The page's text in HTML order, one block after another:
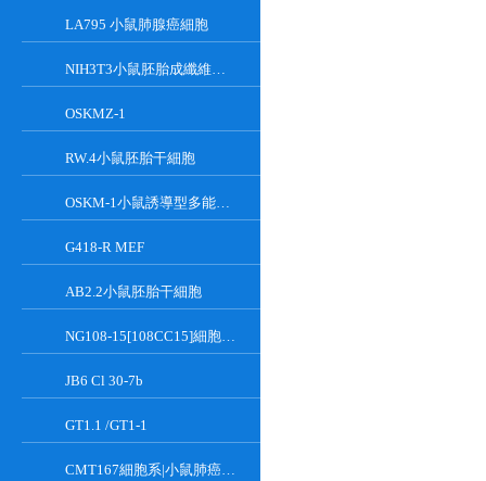
LA795 小鼠肺腺癌細胞
NIH3T3小鼠胚胎成纖維細胞
OSKMZ-1
RW.4小鼠胚胎干細胞
OSKM-1小鼠誘導型多能干細胞
G418-R MEF
AB2.2小鼠胚胎干細胞
NG108-15[108CC15]細胞系|小鼠神經母瘤與大鼠膠質瘤之融合細胞
JB6 Cl 30-7b
GT1.1 /GT1-1
CMT167細胞系|小鼠肺癌細胞